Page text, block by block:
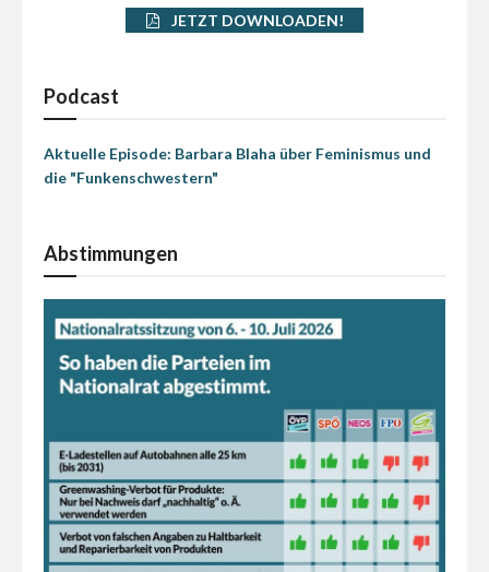
JETZT DOWNLOADEN!
Podcast
Aktuelle Episode: Barbara Blaha über Feminismus und
die "Funkenschwestern"
Abstimmungen